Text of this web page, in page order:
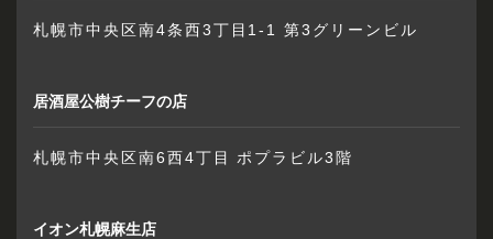
札幌市中央区南4条西3丁目1-1 第3グリーンビル
居酒屋公樹チーフの店
札幌市中央区南6西4丁目 ポプラビル3階
イオン札幌麻生店